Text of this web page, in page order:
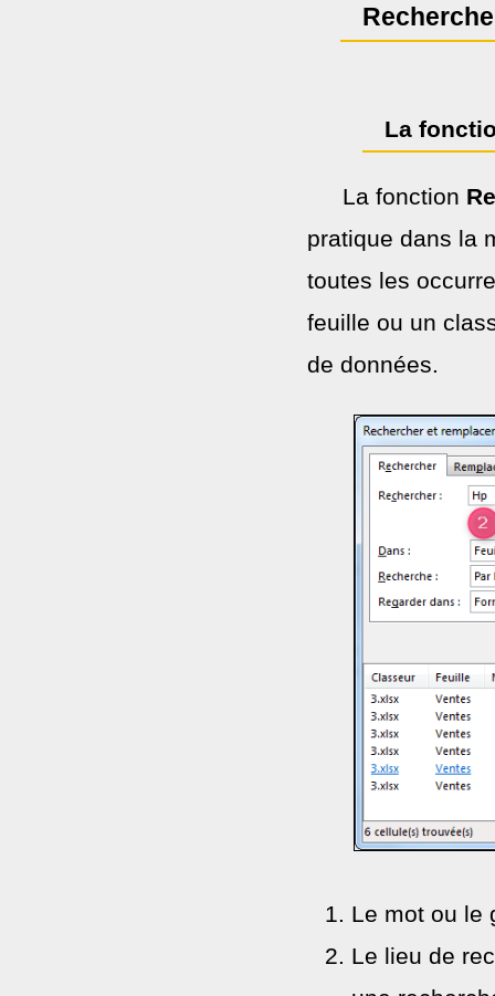
La
La fonction
pratique dans la
toutes les
feuille ou un
de données.
Le mot ou le
Le lieu de